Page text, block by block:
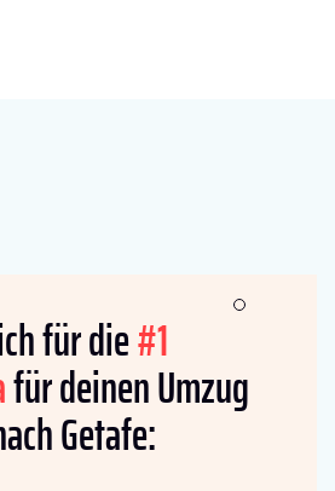
für die#1
für deinen Umzug
Getafe: